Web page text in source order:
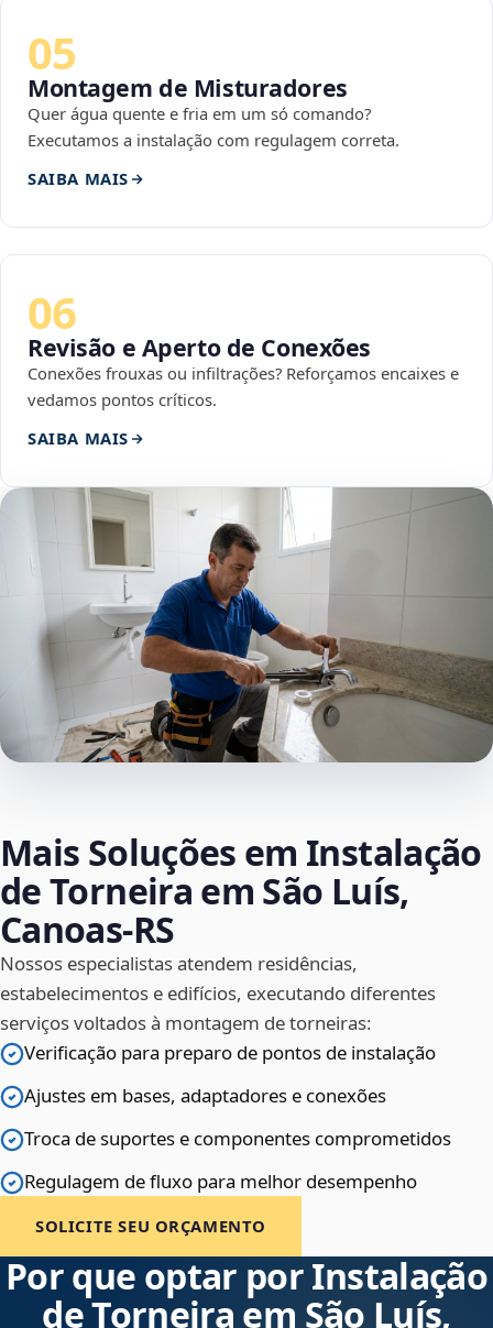
05
Montagem de Misturadores
Quer água quente e fria em um só comando?
Executamos a instalação com regulagem correta.
SAIBA MAIS
06
Revisão e Aperto de Conexões
Conexões frouxas ou infiltrações? Reforçamos encaixes e
vedamos pontos críticos.
SAIBA MAIS
Mais Soluções em Instalação
de Torneira em São Luís,
Canoas‑RS
Nossos especialistas atendem residências,
estabelecimentos e edifícios, executando diferentes
serviços voltados à montagem de torneiras:
Verificação para preparo de pontos de instalação
Ajustes em bases, adaptadores e conexões
Troca de suportes e componentes comprometidos
Regulagem de fluxo para melhor desempenho
SOLICITE SEU ORÇAMENTO
Por que optar por Instalação
de Torneira em São Luís,